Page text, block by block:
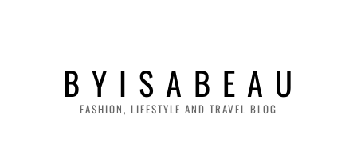
B Y I S A B E A U
FASHION, LIFESTYLE AND TRAVEL BLOG